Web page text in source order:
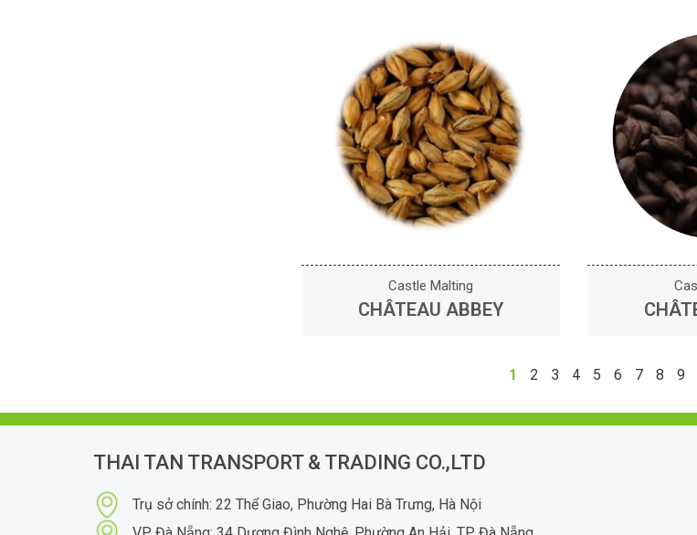
Castle Malting
CHÂTEAU ABBEY
1 2 3 4 5 6 7 8 9
THAI TAN TRANSPORT & TRADING CO.,LTD
Trụ sở chính: 22 Thể Giao, Phường Hai Bà Trưng, Hà Nội